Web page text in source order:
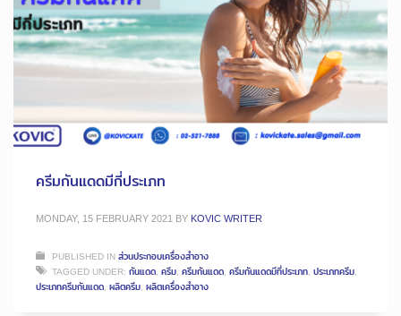
ครีมกันแดดมีกี่ประเภท
MONDAY, 15 FEBRUARY 2021 BY KOVIC WRITER
PUBLISHED INส่วนประกอบเครื่องสำอาง
TAGGED UNDER: กันแดด, ครีม, ครีมกันแดด, ครีมกันแดดมีที่ประเภท, ประเภทครีม,
ประเภทครีมกันแดด, ผลิตครีม, ผลิตเครื่องสำอาง